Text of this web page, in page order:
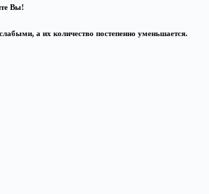
Вы!
а их количество постепенно уменьшается.